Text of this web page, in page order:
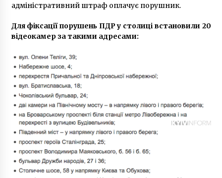
адміністративний штраф оплачує порушник.
Для фіксації порушень ПДР у столиці встановили 20
відеокамер за такими адресами: